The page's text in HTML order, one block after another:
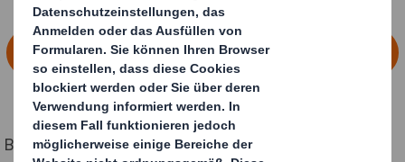
FINDE HIER DEINEN AUSBILDUNGSPLATZ
Bei uns findest Du bestimmt einen Beruf, der zu Dir